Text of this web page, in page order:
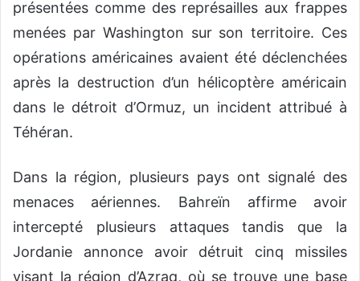
présentées comme des représailles aux frappes
menées par Washington sur son territoire. Ces
opérations américaines avaient été déclenchées
après la destruction d’un hélicoptère américain
dans le détroit d’Ormuz, un incident attribué à
Téhéran.
Dans la région, plusieurs pays ont signalé des
menaces aériennes. Bahreïn affirme avoir
intercepté plusieurs attaques tandis que la
Jordanie annonce avoir détruit cinq missiles
visant la région d’Azraq, où se trouve une base